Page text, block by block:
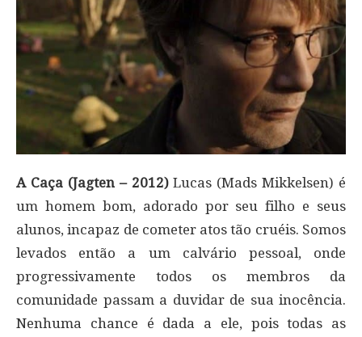
A Caça (Jagten – 2012)Lucas (Mads Mikkelsen) é
um homem bom, adorado por seu filho e seus
alunos, incapaz de cometer atos tão cruéis. Somos
levados então a um calvário pessoal, onde
progressivamente todos os membros da
comunidade passam a duvidar de sua inocência.
Nenhuma chance é dada a ele, pois todas as